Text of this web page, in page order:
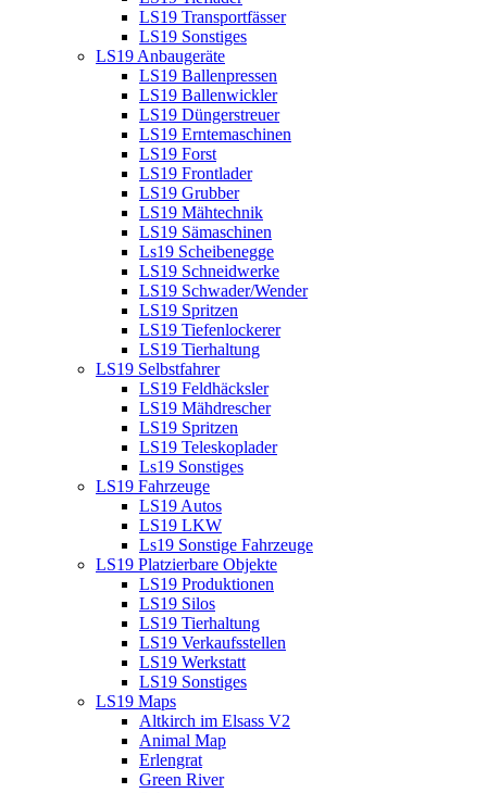
LS19 Transportfässer
LS19 Sonstiges
LS19 Anbaugeräte
LS19 Ballenpressen
LS19 Ballenwickler
LS19 Düngerstreuer
LS19 Erntemaschinen
LS19 Forst
LS19 Frontlader
LS19 Grubber
LS19 Mähtechnik
LS19 Sämaschinen
Ls19 Scheibenegge
LS19 Schneidwerke
LS19 Schwader/Wender
LS19 Spritzen
LS19 Tiefenlockerer
LS19 Tierhaltung
LS19 Selbstfahrer
LS19 Feldhäcksler
LS19 Mähdrescher
LS19 Spritzen
LS19 Teleskoplader
Ls19 Sonstiges
LS19 Fahrzeuge
LS19 Autos
LS19 LKW
Ls19 Sonstige Fahrzeuge
LS19 Platzierbare Objekte
LS19 Produktionen
LS19 Silos
LS19 Tierhaltung
LS19 Verkaufsstellen
LS19 Werkstatt
LS19 Sonstiges
LS19 Maps
Altkirch im Elsass V2
Animal Map
Erlengrat
Green River